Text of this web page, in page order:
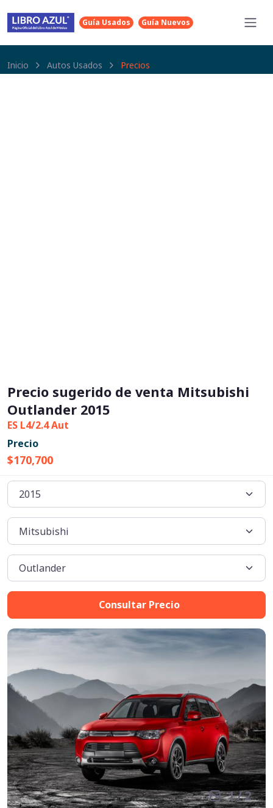
Guía Usados Guía Nuevos
Inicio Autos Usados Precios
Precio sugerido de venta Mitsubishi
Outlander 2015
ES L4/2.4 Aut
Precio
$170,700
Consultar Precio
1/2